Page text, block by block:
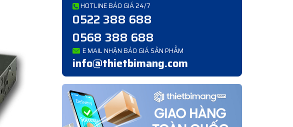
HOTLINE BÁO GIÁ 24/7
0522 388 688
0568 388 688
E MAIL NHẬN BÁO GIÁ SẢN PHẨM
info@thietbimang.com